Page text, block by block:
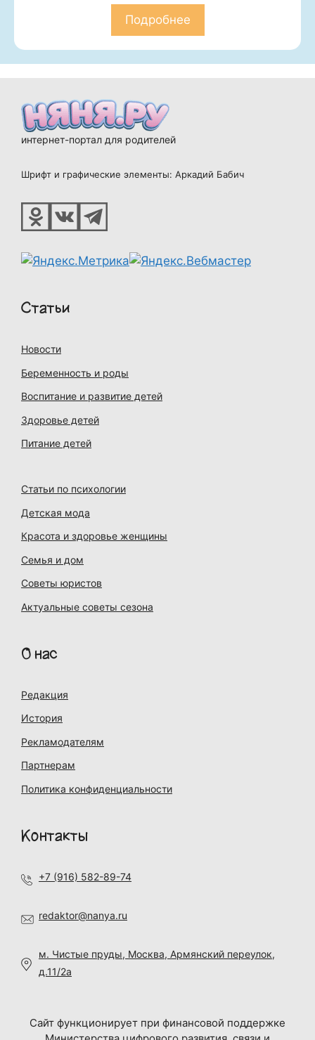
Подробнее
интернет-портал для родителей
Шрифт и графические элементы: Аркадий Бабич
Статьи
Новости
Беременность и роды
Воспитание и развитие детей
Здоровье детей
Питание детей
Статьи по психологии
Детская мода
Красота и здоровье женщины
Семья и дом
Советы юристов
Актуальные советы сезона
О нас
Редакция
История
Рекламодателям
Партнерам
Политика конфиденциальности
Контакты
+7 (916) 582-89-74
redaktor@nanya.ru
м. Чистые пруды, Москва, Армянский переулок,
д.11/2а
Сайт функционирует при финансовой поддержке